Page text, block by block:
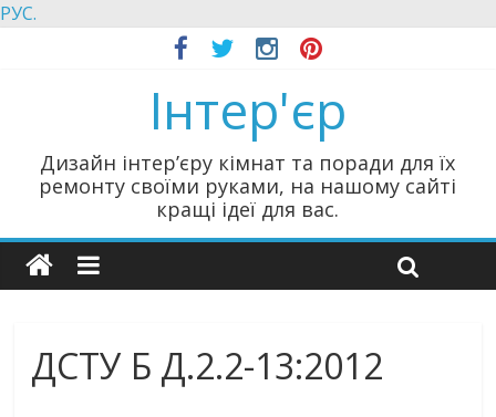
РУС.
Інтер'єр
Дизайн інтер’єру кімнат та поради для їх
ремонту своїми руками, на нашому сайті
кращі ідеї для вас.
ДСТУ Б Д.2.2-13:2012